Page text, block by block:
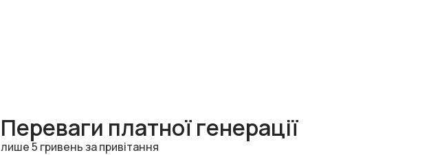
Переваги платної генерації
лише 5 гривень за привітання